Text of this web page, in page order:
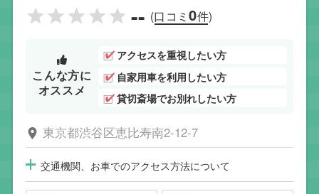
-- (口コミ0件)
こんな方に
オススメ
アクセスを重視したい方
自家用車を利用したい方
貸切斎場でお別れしたい方
東京都渋谷区恵比寿南2-12-7
交通機関、お車でのアクセス方法について